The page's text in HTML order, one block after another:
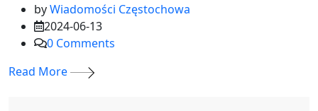
byWiadomości Częstochowa
2024-06-13
0 Comments
Read More